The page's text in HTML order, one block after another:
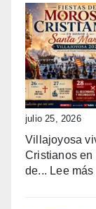
con
Sant
un
día
de
fe,
y
julio 25, 2026
Villajoyosa
Cristianos en
de... Lee más: